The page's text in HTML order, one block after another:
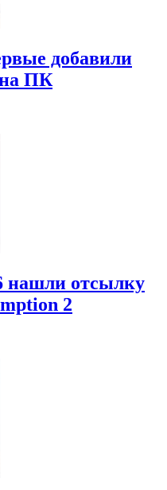
добавили
ПК
нашли отсылку
2